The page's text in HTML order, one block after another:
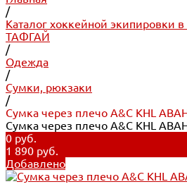
/
Каталог хоккейной экипировки в
ТАФГАЙ
/
Одежда
/
Сумки, рюкзаки
/
Сумка через плечо A&C KHL
Сумка через плечо A&C KHL
0 руб.
1 890 руб.
Добавлено